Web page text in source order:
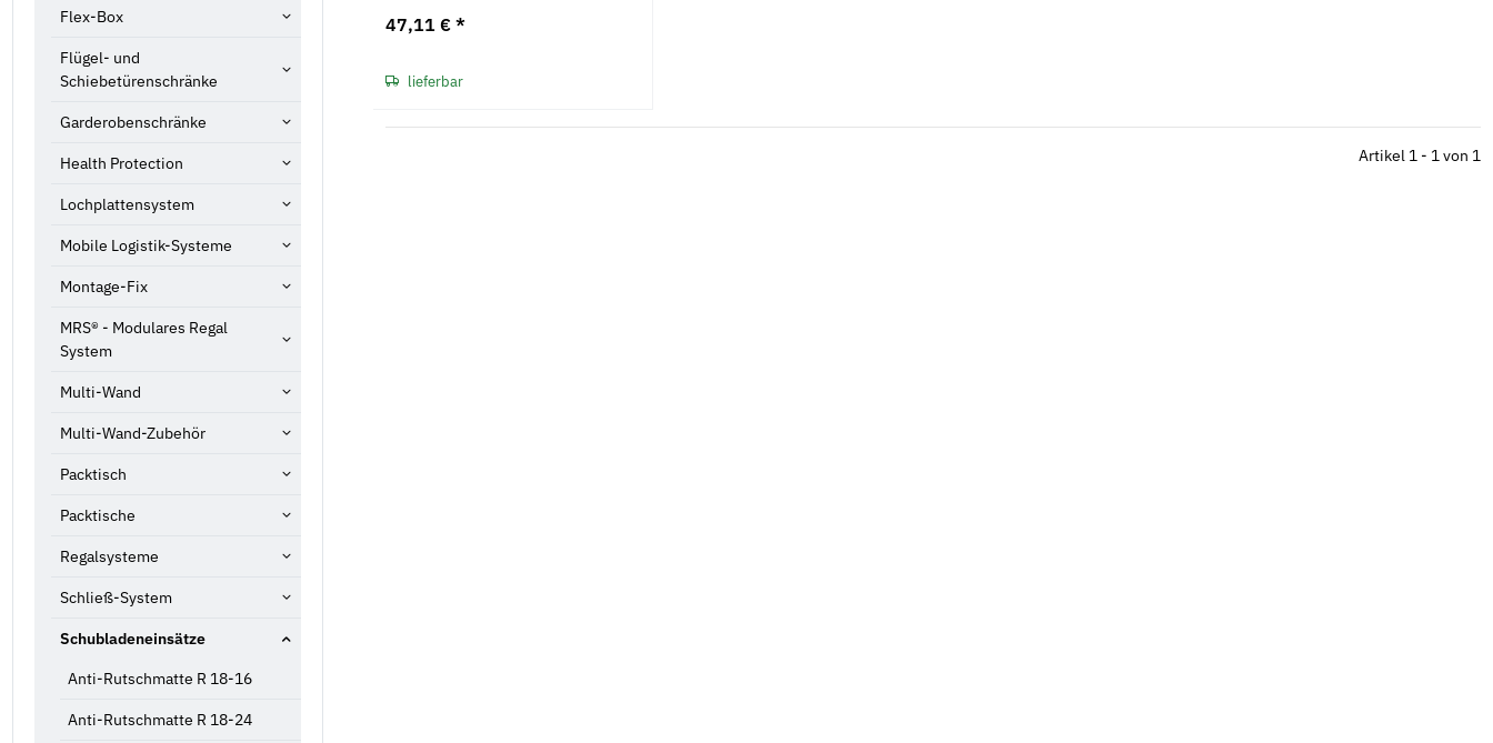
47,11 €*
lieferbar
Artikel 1 - 1 von 1
Flex-Box
Flügel- und
Schiebetürenschränke
Garderobenschränke
Health Protection
Lochplattensystem
Mobile Logistik-Systeme
Montage-Fix
MRS® - Modulares Regal
System
Multi-Wand
Multi-Wand-Zubehör
Packtisch
Packtische
Regalsysteme
Schließ-System
Schubladeneinsätze
Anti-Rutschmatte R 18-16
Anti-Rutschmatte R 18-24